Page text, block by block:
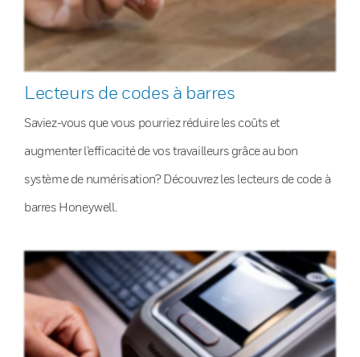
Lecteurs de codes à barres
Saviez-vous que vous pourriez réduire les coûts et
augmenter l’efficacité de vos travailleurs grâce au bon
système de numérisation? Découvrez les lecteurs de code à
barres Honeywell.